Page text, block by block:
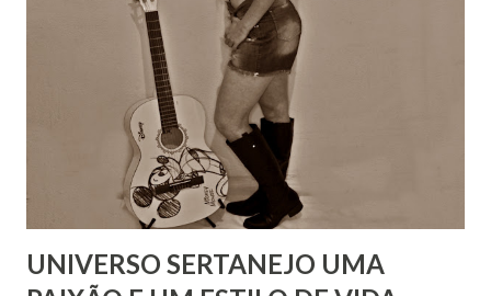
UNIVERSO SERTANEJO UMA